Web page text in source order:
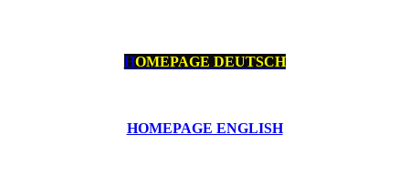
HOMEPAGE DEUTSCH
HOMEPAGE ENGLISH